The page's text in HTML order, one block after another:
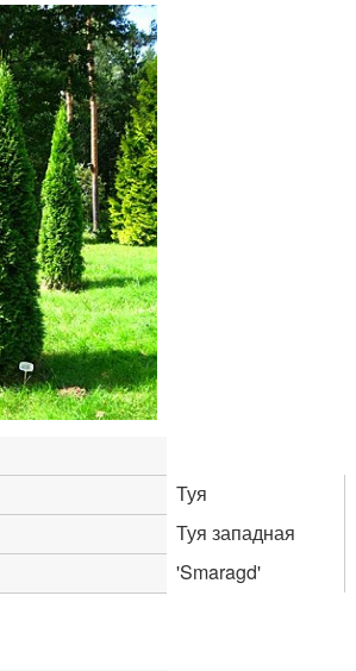
Туя
Туя западная
'Smaragd'